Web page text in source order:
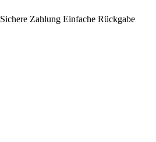
Sichere Zahlung Einfache Rückgabe